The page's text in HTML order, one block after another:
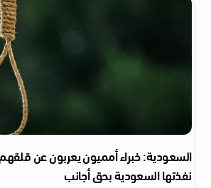
السعودية: خبراء أمميون يعربون عن
نفذتها السعودية بحق أجانب